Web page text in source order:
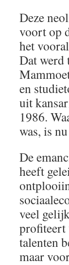
Deze
voort op
het
Dat werd
en
uit
1986.
was, is
De
heeft
veel
profiteert
talenten
maar